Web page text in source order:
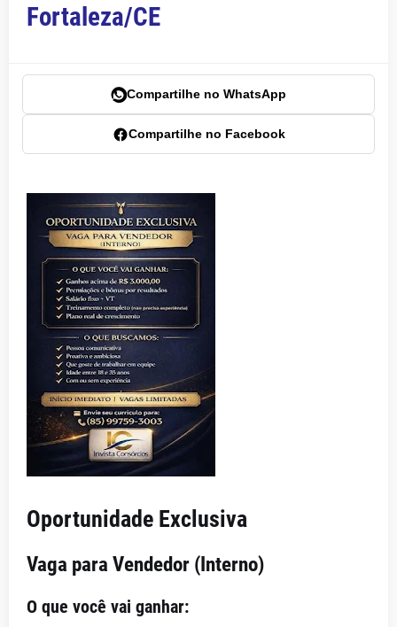
Fortaleza/CE
Compartilhe no WhatsApp
Compartilhe no Facebook
Oportunidade Exclusiva
Vaga para Vendedor (Interno)
O que você vai ganhar: